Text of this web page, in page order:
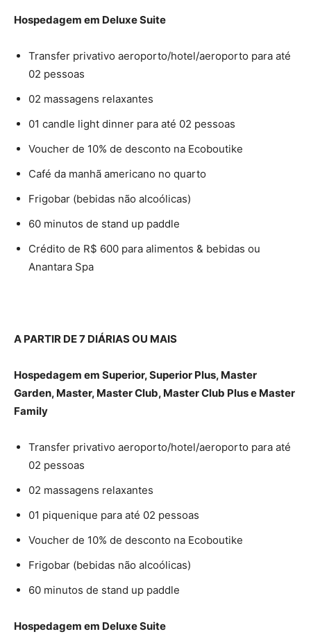
Hospedagem em Deluxe Suite
Transfer privativo aeroporto/hotel/aeroporto para até
02 pessoas
02 massagens relaxantes
01 candle light dinner para até 02 pessoas
Voucher de 10% de desconto na Ecoboutike
Café da manhã americano no quarto
Frigobar (bebidas não alcoólicas)
60 minutos de stand up paddle
Crédito de R$ 600 para alimentos & bebidas ou
Anantara Spa
A PARTIR DE 7 DIÁRIAS OU MAIS
Hospedagem em Superior, Superior Plus, Master
Garden, Master, Master Club, Master Club Plus e Master
Family
Transfer privativo aeroporto/hotel/aeroporto para até
02 pessoas
02 massagens relaxantes
01 piquenique para até 02 pessoas
Voucher de 10% de desconto na Ecoboutike
Frigobar (bebidas não alcoólicas)
60 minutos de stand up paddle
Hospedagem em Deluxe Suite